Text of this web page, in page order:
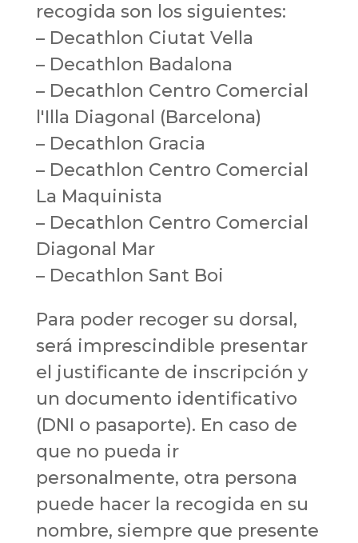
recogida son los siguientes:
– Decathlon Ciutat Vella
– Decathlon Badalona
– Decathlon Centro Comercial
l'Illa Diagonal (Barcelona)
– Decathlon Gracia
– Decathlon Centro Comercial
La Maquinista
– Decathlon Centro Comercial
Diagonal Mar
– Decathlon Sant Boi
Para poder recoger su dorsal,
será imprescindible presentar
el justificante de inscripción y
un documento identificativo
(DNI o pasaporte). En caso de
que no pueda ir
personalmente, otra persona
puede hacer la recogida en su
nombre, siempre que presente